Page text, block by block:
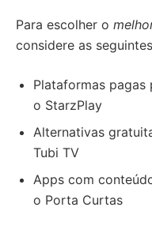
Para escolher o
considere as
Plataformas pagas
o StarzPlay
Alternativas
Tubi TV
Apps com
o Porta Curtas